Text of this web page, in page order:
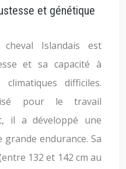
et génétique
cheval Islandais est
et sa capacité à
difficiles.
pour le travail
il a développé une
endurance. Sa
132 et 142 cm au